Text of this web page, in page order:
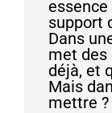
support
Dans
met des
déjà, et
Mais
mettre ?